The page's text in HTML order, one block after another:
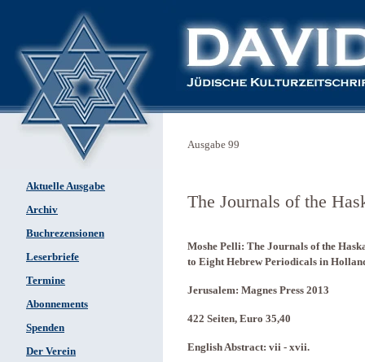
Aktuelle Ausgabe
Archiv
Buchrezensionen
Leserbriefe
Termine
Abonnements
Spenden
Der Verein
Ausgabe 99
The Journals of the
Moshe Pelli: The Journals of the
to Eight Hebrew Periodicals in
Jerusalem: Magnes Press 2013
422 Seiten, Euro 35,40
English Abstract: vii - xvii.